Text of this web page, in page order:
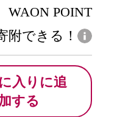
WAON POINT
附できる！
入りに追
する